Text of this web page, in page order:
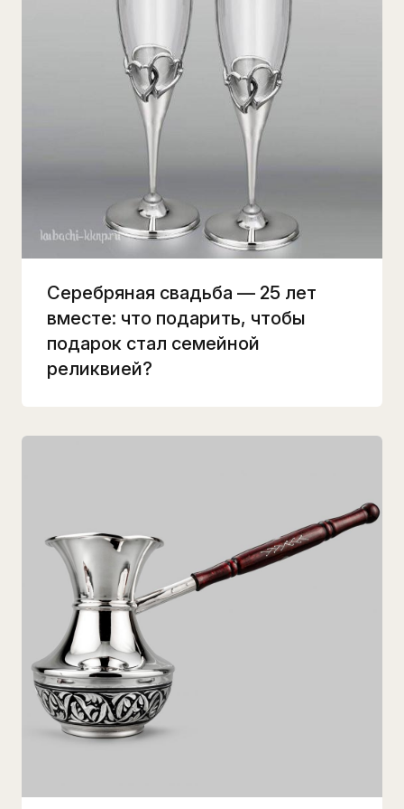
Серебряная свадьба — 25 лет
вместе: что подарить, чтобы
подарок стал семейной
реликвией?